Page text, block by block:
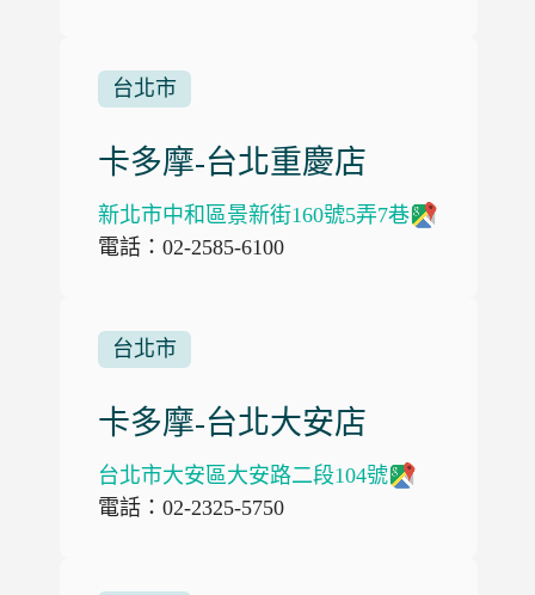
台北市
卡多摩-台北重慶店
新北市中和區景新街160號5弄7巷
電話：02-2585-6100
台北市
卡多摩-台北大安店
台北市大安區大安路二段104號
電話：02-2325-5750